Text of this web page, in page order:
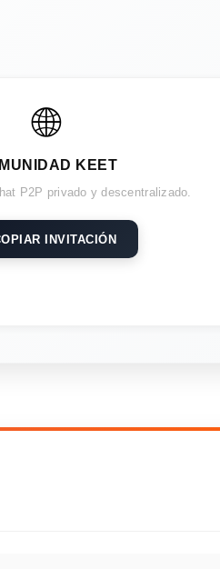
🌐
KEET
P2P privado y descentralizado.
INVITACIÓN